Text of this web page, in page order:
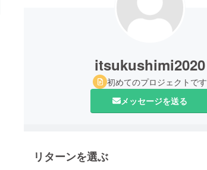
itsukushimi2020
初めてのプロジェクトです
メッセージを送る
リターンを選ぶ